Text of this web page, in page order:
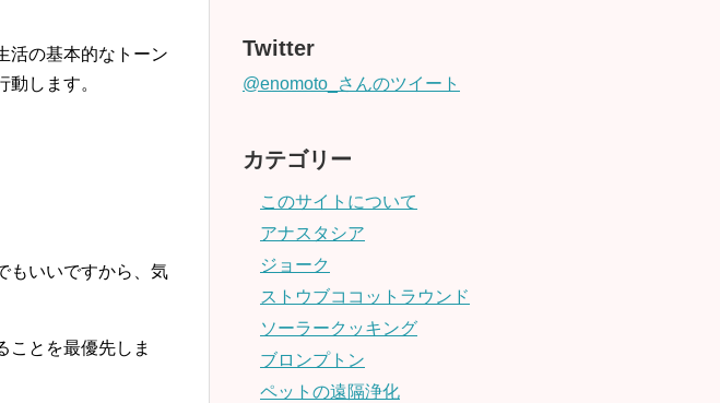
の基本的なトーン
します。
もいいですから、気
ことを最優先しま
Twitter
@enomoto_さんのツイート
カテゴリー
このサイトについて
アナスタシア
ジョーク
ストウブココットラウンド
ソーラークッキング
ブロンプトン
ペットの遠隔浄化